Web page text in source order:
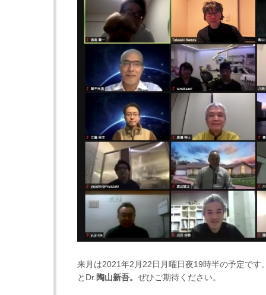
来月は2021年2月22日月曜日夜19時半の予定です
とDr. 陶山新吾。 ぜひご期待ください。